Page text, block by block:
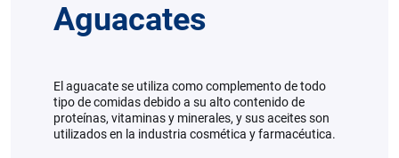
Aguacates
El aguacate se utiliza como complemento de todo
tipo de comidas debido a su alto contenido de
proteínas, vitaminas y minerales, y sus aceites son
utilizados en la industria cosmética y farmacéutica.